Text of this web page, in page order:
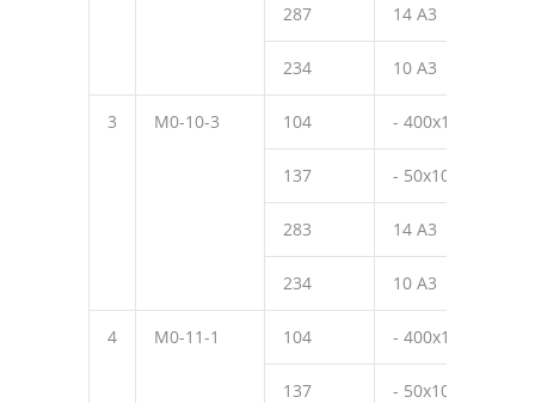
287 14 А3
234 10 А3
3 М0-10-3 104 - 400х10
137 - 50х10
283 14 А3
234 10 А3
4 М0-11-1 104 - 400х10
137 - 50х10